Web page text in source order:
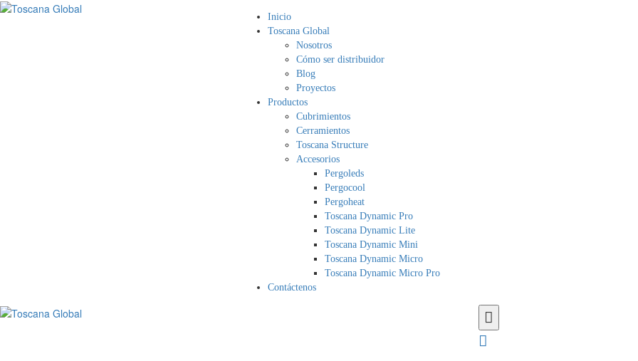
Inicio
Toscana Global
Nosotros
Cómo ser distribuidor
Blog
Proyectos
Productos
Cubrimientos
Cerramientos
Toscana Structure
Accesorios
Pergoleds
Pergocool
Pergoheat
Toscana Dynamic Pro
Toscana Dynamic Lite
Toscana Dynamic Mini
Toscana Dynamic Micro
Toscana Dynamic Micro Pro
Contáctenos